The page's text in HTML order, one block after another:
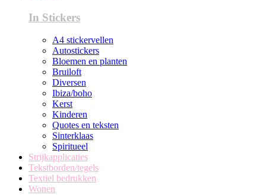
In Stickers
A4 stickervellen
Autostickers
Bloemen en planten
Bruiloft
Diversen
Ibiza/boho
Kerst
Kinderen
Quotes en teksten
Sinterklaas
Spiritueel
Strijkapplicaties
Tekstborden/tegels
Textiel bedrukken
Wonen